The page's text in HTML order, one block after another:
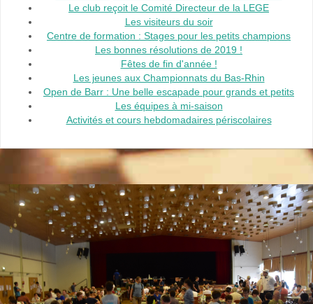
Le club reçoit le Comité Directeur de la LEGE
Les visiteurs du soir
Centre de formation : Stages pour les petits champions
Les bonnes résolutions de 2019 !
Fêtes de fin d'année !
Les jeunes aux Championnats du Bas-Rhin
Open de Barr : Une belle escapade pour grands et petits
Les équipes à mi-saison
Activités et cours hebdomadaires périscolaires